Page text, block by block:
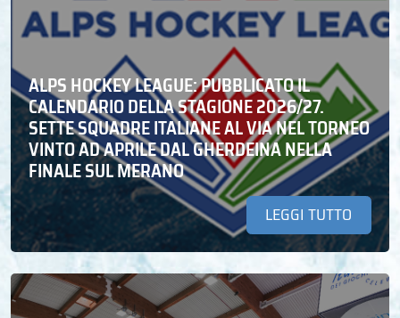
ALPS HOCKEY LEAGUE: PUBBLICATO IL
CALENDARIO DELLA STAGIONE 2026/27.
SETTE SQUADRE ITALIANE AL VIA NEL TORNEO
VINTO AD APRILE DAL GHERDEINA NELLA
FINALE SUL MERANO
LEGGI TUTTO